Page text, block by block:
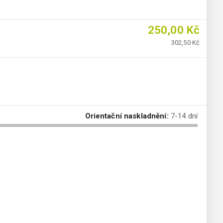
250,00 Kč
302,50 Kč
Orientační naskladnění: 7-14 dní